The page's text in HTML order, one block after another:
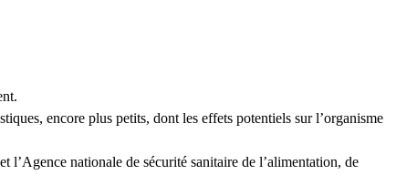
encore plus petits, dont les effets potentiels sur l’organisme
et l’Agence nationale de sécurité sanitaire de l’alimentation, de